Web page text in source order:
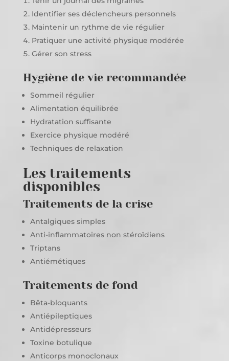
Identifier ses déclencheurs personnels
Maintenir un rythme de vie régulier
Pratiquer une activité physique modérée
Gérer son stress
Hygiène de vie recommandée
Sommeil régulier
Alimentation équilibrée
Hydratation suffisante
Exercice physique modéré
Techniques de relaxation
Les traitements
disponibles
Traitements de la crise
Antalgiques simples
Anti-inflammatoires non stéroïdiens
Triptans
Antiémétiques
Traitements de fond
Bêta-bloquants
Antiépileptiques
Antidépresseurs
Toxine botulique
Anticorps monoclonaux